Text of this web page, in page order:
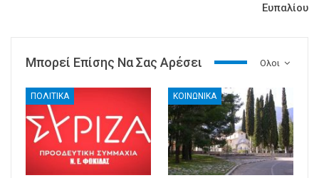
Ευπαλίου
Ολοι
Μπορεί Επίσης Να Σας Αρέσει
ΠΟΛΙΤΙΚΑ ΚΟΙΝΩΝΙΚΑ